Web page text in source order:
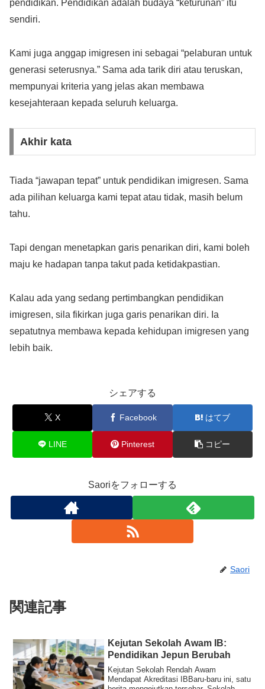
pendidikan. Pendidikan adalah budaya “keturunan” itu
sendiri.
Kami juga anggap imigresen ini sebagai “pelaburan untuk
generasi seterusnya.” Sama ada tarik diri atau teruskan,
mempunyai kriteria yang jelas akan membawa
kesejahteraan kepada seluruh keluarga.
Akhir kata
Tiada “jawapan tepat” untuk pendidikan imigresen. Sama
ada pilihan keluarga kami tepat atau tidak, masih belum
tahu.
Tapi dengan menetapkan garis penarikan diri, kami boleh
maju ke hadapan tanpa takut pada ketidakpastian.
Kalau ada yang sedang pertimbangkan pendidikan
imigresen, sila fikirkan juga garis penarikan diri. Ia
sepatutnya membawa kepada kehidupan imigresen yang
lebih baik.
シェアする
X Facebook はてブ
LINE Pinterest コピー
Saoriをフォローする
Saori
関連記事
Kejutan Sekolah Awam IB:
Pendidikan Jepun Berubah
Kejutan Sekolah Rendah Awam
Mendapat Akreditasi IBBaru-baru ini, satu